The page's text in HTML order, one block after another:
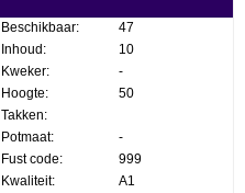
Beschikbaar:
47
Inhoud:
10
Kweker:
-
Hoogte:
50
Takken:
Potmaat:
-
Fust code:
999
Kwaliteit:
A1